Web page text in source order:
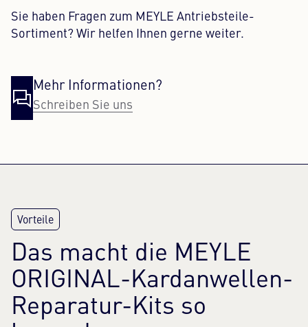
Sie haben Fragen zum MEYLE Antriebsteile-
Sortiment? Wir helfen Ihnen gerne weiter.
Mehr Informationen?
Schreiben Sie uns
Das macht die MEYLE
ORIGINAL-Kardanwellen-
Reparatur-Kits so